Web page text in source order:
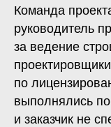
Команда
руководитель
за ведение
по
выполнялись по
и заказчик не